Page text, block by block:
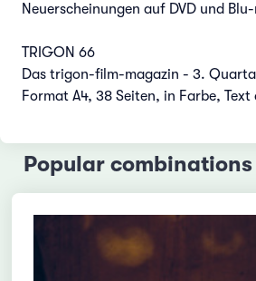
Neuerscheinungen auf DVD und
TRIGON 66
Das trigon-film-magazin - 3.
Format A4, 38 Seiten, in Farbe, Text
Popular combinations